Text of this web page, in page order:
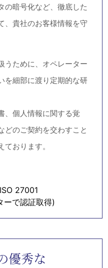
の暗号化など、徹底した
、貴社のお客様情報を守
うために、オペレーター
を細部に渡り定期的な研
、個人情報に関する覚
どのご契約を交わすこと
おります。
ーで認証取得)